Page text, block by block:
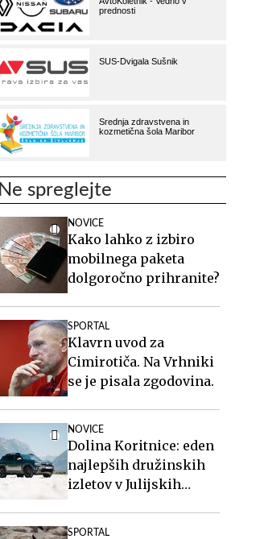
Ne spreglejte
NOVICE
Kako lahko z izbiro
mobilnega paketa
dolgoročno prihranite?
SPORTAL
Klavrn uvod za
Cimirotiča. Na Vrhniki
se je pisala zgodovina.
NOVICE
Dolina Koritnice: eden
najlepših družinskih
izletov v Julijskih
SPORTAL